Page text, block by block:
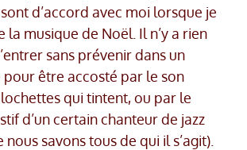
d’accord avec moi lorsque je
la musique de Noël. Il n’y a rien
sans prévenir dans un
être accosté par le son
qui tintent, ou par le
d’un certain chanteur de jazz
nous savons tous de qui il s’agit).